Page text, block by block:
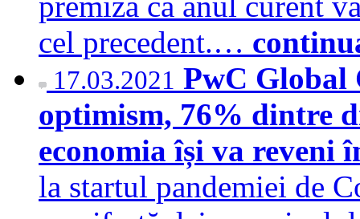
cel precedent.…
17.03.2021 PwC Global
optimism, 76% dintre
economia își va reveni
la startul pandemiei de